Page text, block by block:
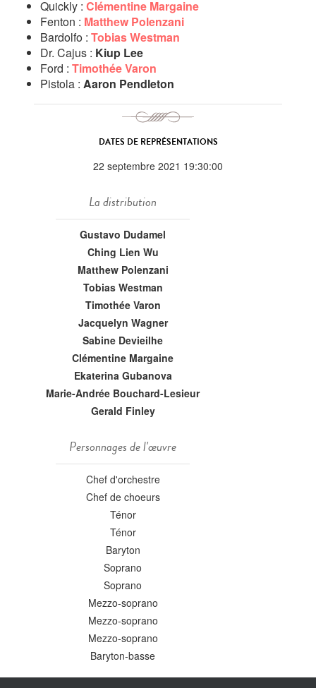
Quickly : Clémentine Margaine
Fenton : Matthew Polenzani
Bardolfo : Tobias Westman
Dr. Cajus : Kiup Lee
Ford : Timothée Varon
Pistola : Aaron Pendleton
DATES DE REPRÉSENTATIONS
22 septembre 2021 19:30:00
La distribution
Gustavo Dudamel
Ching Lien Wu
Matthew Polenzani
Tobias Westman
Timothée Varon
Jacquelyn Wagner
Sabine Devieilhe
Clémentine Margaine
Ekaterina Gubanova
Marie-Andrée Bouchard-Lesieur
Gerald Finley
Personnages de l'œuvre
Chef d'orchestre
Chef de choeurs
Ténor
Ténor
Baryton
Soprano
Soprano
Mezzo-soprano
Mezzo-soprano
Mezzo-soprano
Baryton-basse